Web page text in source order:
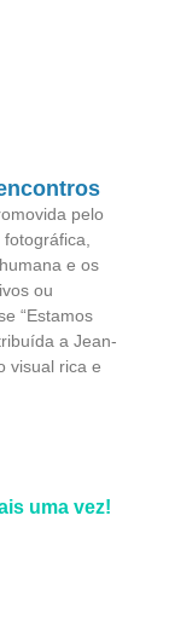
pelo
e os
ou
“Estamos
a Jean-
visual rica e